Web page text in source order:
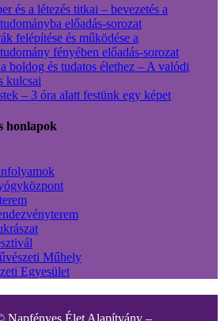
és a létezés titkai – bevezetés a
előadás-sorozat
felépítése és működése a
fényében előadás-sorozat
boldog és tudatos élethez – A valódi
kulcsai
– 3 óra alatt festünk egy képet
honlapok
Műhely
Egyesület
Napfényes Élet Alapítvány –